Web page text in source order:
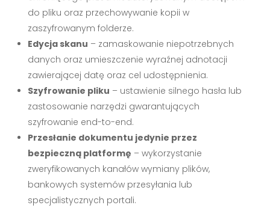
do pliku oraz przechowywanie kopii w
zaszyfrowanym folderze.
Edycja skanu – zamaskowanie niepotrzebnych
danych oraz umieszczenie wyraźnej adnotacji
zawierającej datę oraz cel udostępnienia.
Szyfrowanie pliku – ustawienie silnego hasła lub
zastosowanie narzędzi gwarantujących
szyfrowanie end-to-end.
Przesłanie dokumentu jedynie przez
bezpieczną platformę – wykorzystanie
zweryfikowanych kanałów wymiany plików,
bankowych systemów przesyłania lub
specjalistycznych portali.